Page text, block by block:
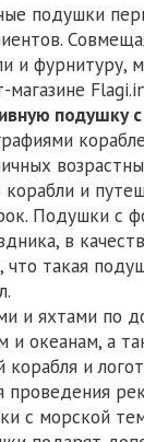
подушки
и
подушку
и
Подушки с
в
такая
и яхтами по
океанам, а
и
с морской